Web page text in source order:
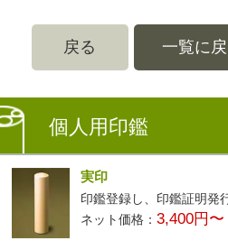
戻る 一覧に
個人用印鑑
実印
印鑑登録し、印鑑証明発
ネット価格：3,400円〜